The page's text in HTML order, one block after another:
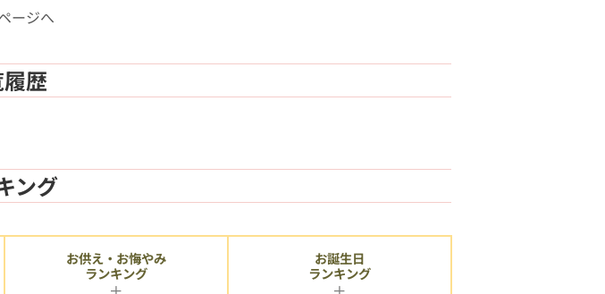
ージへ
歴
ング
お供え・お悔やみ
ランキング
お誕生日
ランキング